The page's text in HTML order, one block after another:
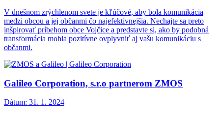
V dnešnom zrýchlenom svete je kľúčové, aby bola komunikácia
medzi obcou a jej občanmi čo najefektívnejšia. Nechajte sa preto
inšpirovať príbehom obce Vojčice a predstavte si, ako by podobná
transformácia mohla pozitívne ovplyvniť aj vašu komunikáciu s
občanmi.
Galileo Corporation, s.r.o partnerom ZMOS
Dátum: 31. 1. 2024